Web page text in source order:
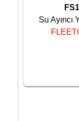
Su Ayırıcı